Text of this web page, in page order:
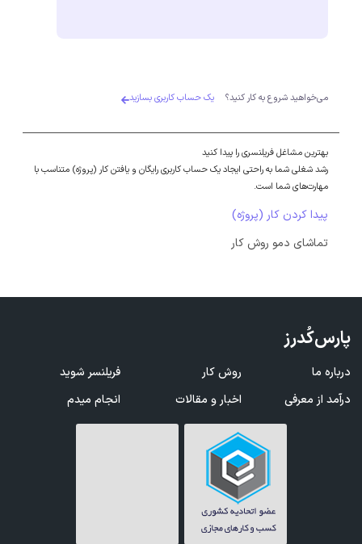
می‌خواهید شروع به کار کنید؟ یک حساب کاربری بسازید
بهترین مشاغل فریلنسری را پیدا کنید
رشد شغلی شما به راحتی ایجاد یک حساب کاربری رایگان و یافتن کار (پروژه) متناسب با
مهارت‌های شما است.
پیدا کردن کار (پروژه)
تماشای دمو روش کار
پارس‌کُدرز
درباره ما روش کار
فریلنسر شوید
درآمد از معرفی
اخبار و مقالات انجام میدم